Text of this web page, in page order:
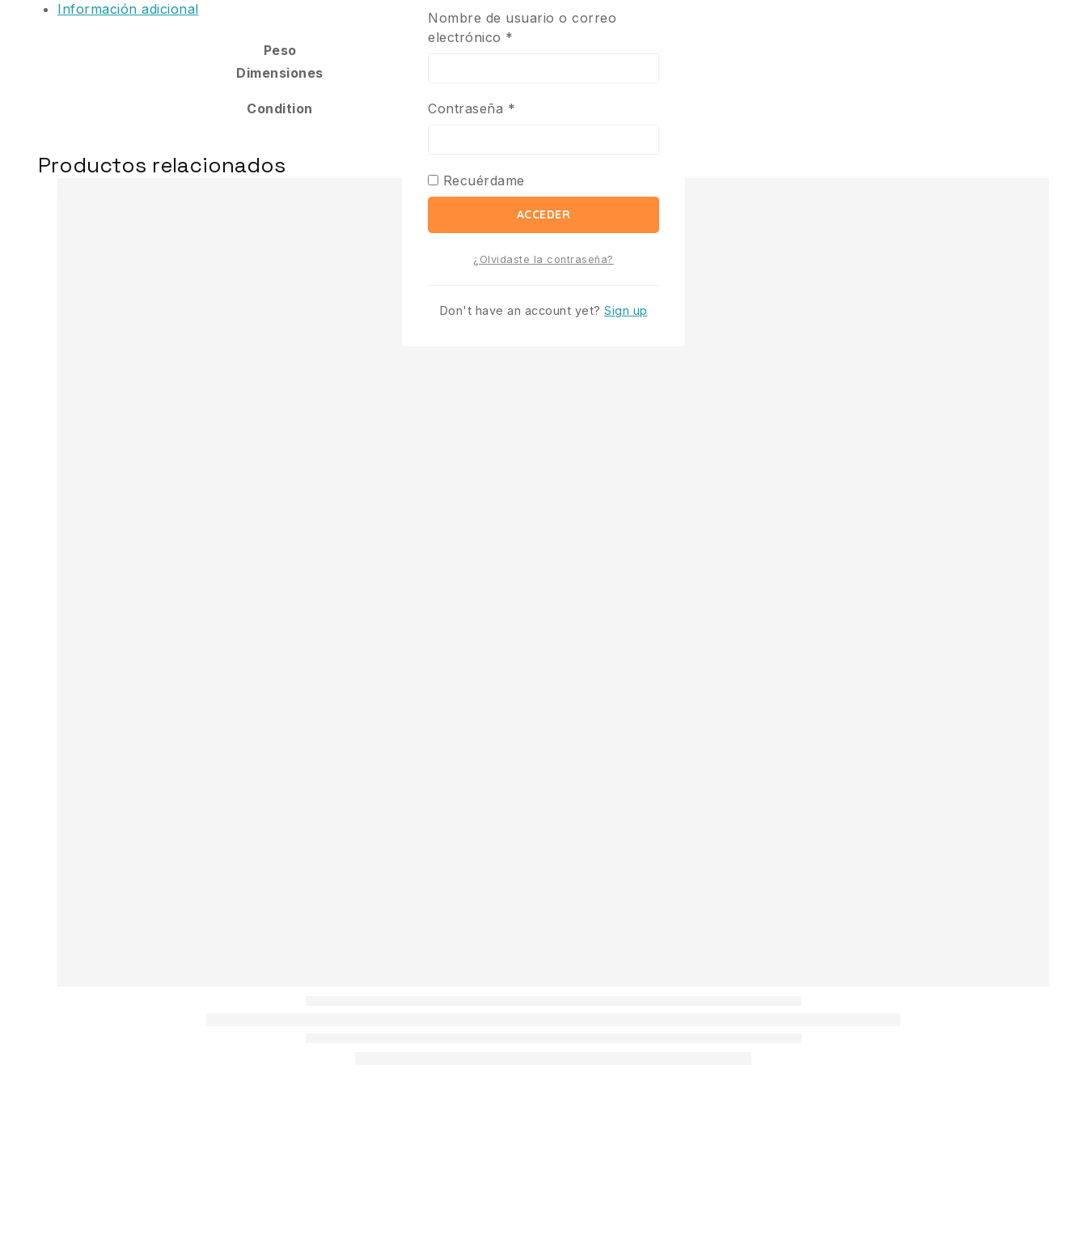
Información adicional
Peso
Dimensiones
Condition
Productos relacionados
Nombre de usuario o correo
electrónico *
Contraseña *
Recuérdame
ACCEDER
¿Olvidaste la contraseña?
Don't have an account yet? Sign up